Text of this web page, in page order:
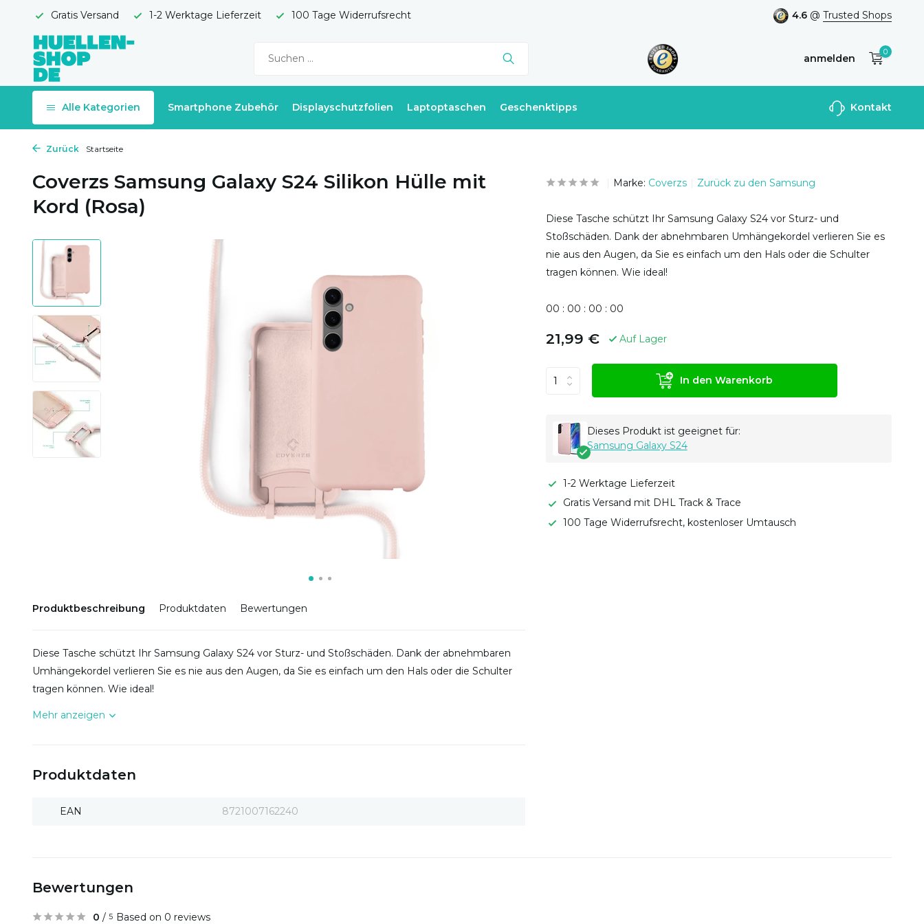
Gratis Versand 1-2 Werktage Lieferzeit 100 Tage Widerrufsrecht 4.6 @ Trusted Shops
anmelden
Benutzerkonto
0
Alle Kategorien Smartphone Zubehör Displayschutzfolien Laptoptaschen Geschenktipps Kontakt
Zurück Startseite
Coverzs Samsung Galaxy S24 Silikon Hülle mit
Kord (Rosa)
Produktbeschreibung Produktdaten Bewertungen
Diese Tasche schützt Ihr Samsung Galaxy S24 vor Sturz- und Stoßschäden. Dank der abnehmbaren
Umhängekordel verlieren Sie es nie aus den Augen, da Sie es einfach um den Hals oder die Schulter
tragen können. Wie ideal!
Mehr anzeigen
Produktdaten
EAN 8721007162240
Marke: Coverzs Zurück zu den Samsung
Diese Tasche schützt Ihr Samsung Galaxy S24 vor Sturz- und
Stoßschäden. Dank der abnehmbaren Umhängekordel verlieren Sie es
nie aus den Augen, da Sie es einfach um den Hals oder die Schulter
tragen können. Wie ideal!
00 : 00 : 00 : 00
21,99 € Auf Lager
In den Warenkorb
Dieses Produkt ist geeignet für:
Samsung Galaxy S24
1-2 Werktage Lieferzeit
Gratis Versand mit DHL Track & Trace
100 Tage Widerrufsrecht, kostenloser Umtausch
Bewertungen
0 / 5 Based on 0 reviews